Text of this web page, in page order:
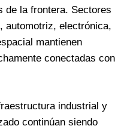
de la frontera. Sectores
automotriz, electrónica,
mantienen
conectadas con
industrial y
continúan siendo